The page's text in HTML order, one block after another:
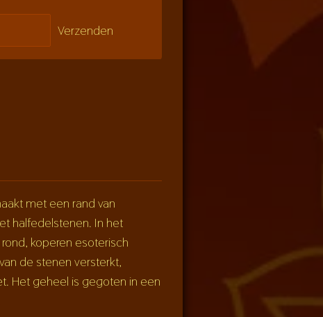
Verzenden
met een rand van
halfedelstenen. In het
koperen esoterisch
de stenen versterkt,
Het geheel is gegoten in een